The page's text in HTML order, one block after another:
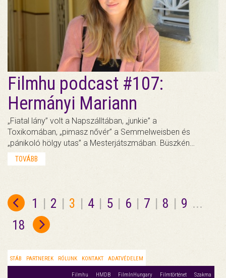
Filmhu podcast #107:
Hermányi Mariann
„Fiatal lány” volt a Napszálltában, „junkie” a
Toxikomában, „pimasz nővér” a Semmelweisben és
„pánikoló hölgy utas” a Mesterjátszmában. Büszkén…
TOVÁBB
1 | 2 | 3 | 4 | 5 | 6 | 7 | 8 | 9 ...
18
STÁB PARTNEREK RÓLUNK KONTAKT ADATVÉDELEM
Filmhu HMDB FilmInHungary Filmtörténet Szakma